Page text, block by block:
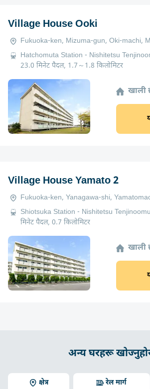
Village House Ooki
Fukuoka-ken, Mizuma-gun, Oki-machi,
Hatchomuta Station - Nishitetsu
23.0 मिनेट पैदल, 1.7～1.8 किलोमिटर
खाली
Village House Yamato 2
Fukuoka-ken, Yanagawa-shi,
Shiotsuka Station - Nishitetsu
मिनेट पैदल, 0.7 किलोमिटर
खाली
अन्य घरहरू
क्षेत्र रेल मार्ग